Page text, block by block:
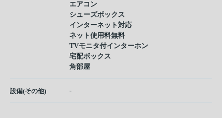
エアコン
シューズボックス
インターネット対応
ネット使用料無料
TVモニタ付インターホン
宅配ボックス
角部屋
設備(その他) -